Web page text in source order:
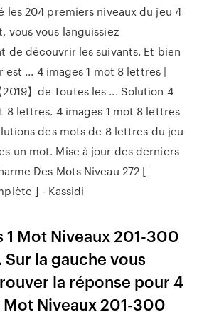
les 204 premiers niveaux du jeu 4
vous vous languissiez
de découvrir les suivants. Et bien
est ... 4 images 1 mot 8 lettres |
2019】de Toutes les ... Solution 4
8 lettres. 4 images 1 mot 8 lettres
des mots de 8 lettres du jeu
un mot. Mise à jour des derniers
Des Mots Niveau 272 [
] - Kassidi
1 Mot Niveaux 201-300
la gauche vous
la réponse pour 4
Mot Niveaux 201-300